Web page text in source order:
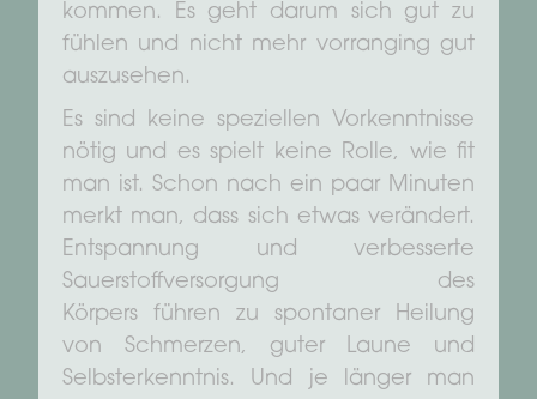
kommen. Es geht darum sich gut zu
fühlen und nicht mehr vorranging gut
auszusehen.
Es sind keine speziellen Vorkenntnisse
nötig und es spielt keine Rolle, wie fit
man ist. Schon nach ein paar Minuten
merkt man, dass sich etwas verändert.
Entspannung und verbesserte
Sauerstoffversorgung des
Körpers führen zu spontaner Heilung
von Schmerzen, guter Laune und
Selbsterkenntnis. Und je länger man